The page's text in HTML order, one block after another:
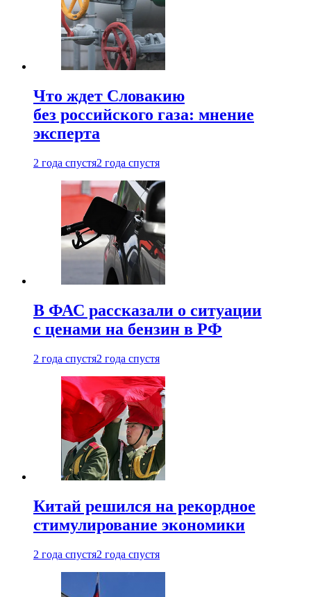
Что ждет Словакию
без российского газа: мнение
эксперта
2 года спустя2 года спустя
В ФАС рассказали о ситуации
с ценами на бензин в РФ
2 года спустя2 года спустя
Китай решился на рекордное
стимулирование экономики
2 года спустя2 года спустя